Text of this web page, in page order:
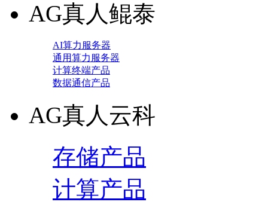
AG真人鲲泰
AI算力服务器
通用算力服务器
计算终端产品
数据通信产品
AG真人云科
存储产品
计算产品